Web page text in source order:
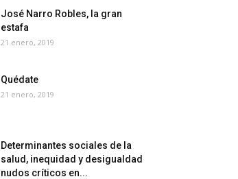
José Narro Robles, la gran
estafa
21 enero, 2019
Quédate
21 enero, 2019
Determinantes sociales de la
salud, inequidad y desigualdad
nudos críticos en...